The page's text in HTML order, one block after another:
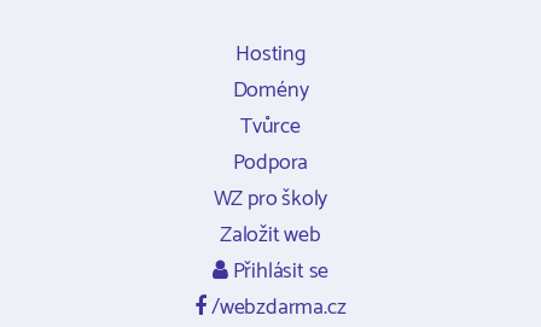
Hosting
Domény
Tvůrce
Podpora
WZ pro školy
Založit web
Přihlásit se
/webzdarma.cz